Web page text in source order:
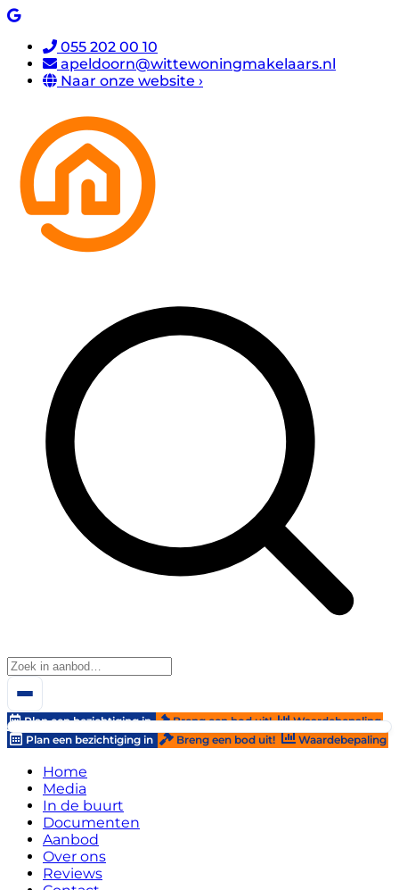
055 202 00 10
apeldoorn@wittewoningmakelaars.nl
Naar onze website ›
Plan een bezichtiging in Breng een bod uit!
Waardebepaling
Plan een bezichtiging in
Breng een bod uit! Waardebepaling
Home
Media
In de buurt
Documenten
Aanbod
Over ons
Reviews